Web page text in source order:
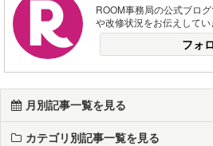
ROOM事務局の公式ブロ
や改修状況をお伝えしてい
フォ
月別記事一覧を見る
カテゴリ別記事一覧を見る